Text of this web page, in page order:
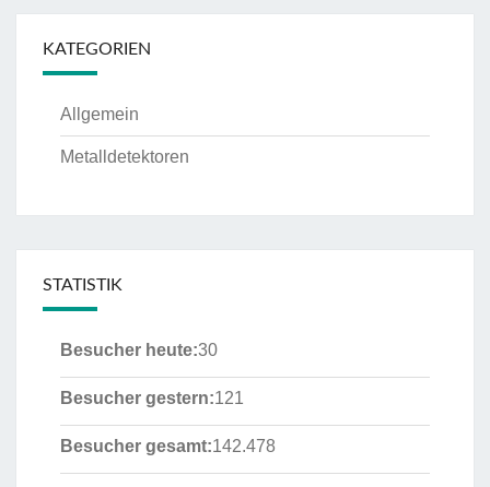
KATEGORIEN
Allgemein
Metalldetektoren
STATISTIK
Besucher heute:30
Besucher gestern:121
Besucher gesamt:142.478